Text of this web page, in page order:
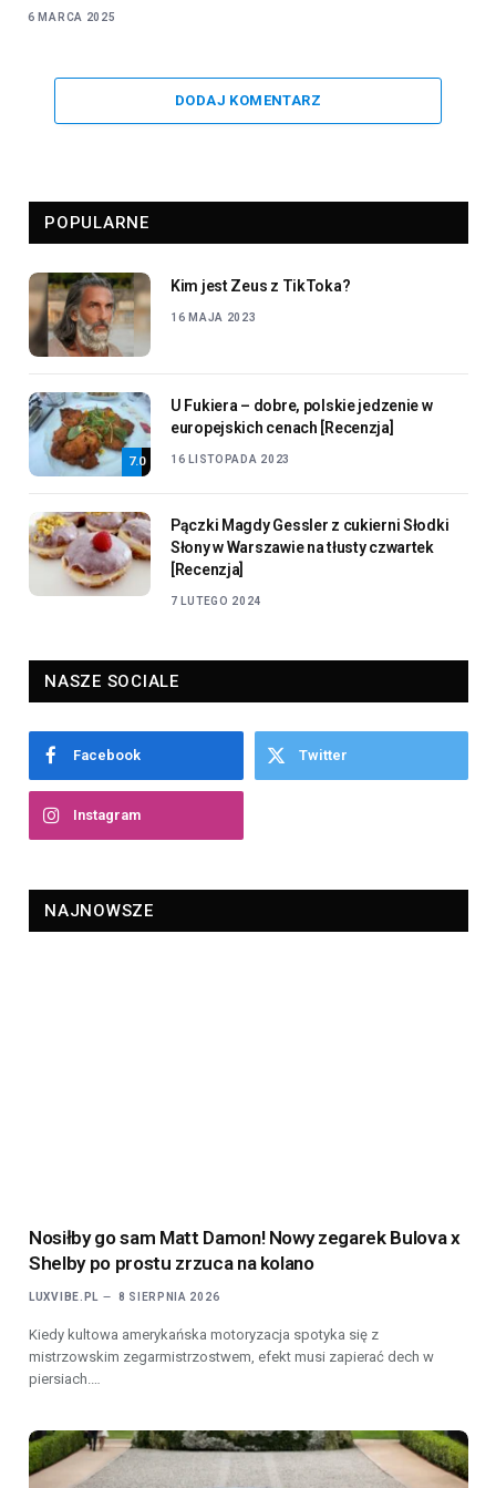
6 MARCA 2025
DODAJ KOMENTARZ
POPULARNE
Kim jest Zeus z TikToka?
16 MAJA 2023
7.0
U Fukiera – dobre, polskie jedzenie w
europejskich cenach [Recenzja]
16 LISTOPADA 2023
Pączki Magdy Gessler z cukierni Słodki
Słony w Warszawie na tłusty czwartek
[Recenzja]
7 LUTEGO 2024
NASZE SOCIALE
Facebook Twitter
Instagram
NAJNOWSZE
Nosiłby go sam Matt Damon! Nowy zegarek Bulova x
Shelby po prostu zrzuca na kolano
LUXVIBE.PL 8 SIERPNIA 2026
Kiedy kultowa amerykańska motoryzacja spotyka się z
mistrzowskim zegarmistrzostwem, efekt musi zapierać dech w
piersiach.…